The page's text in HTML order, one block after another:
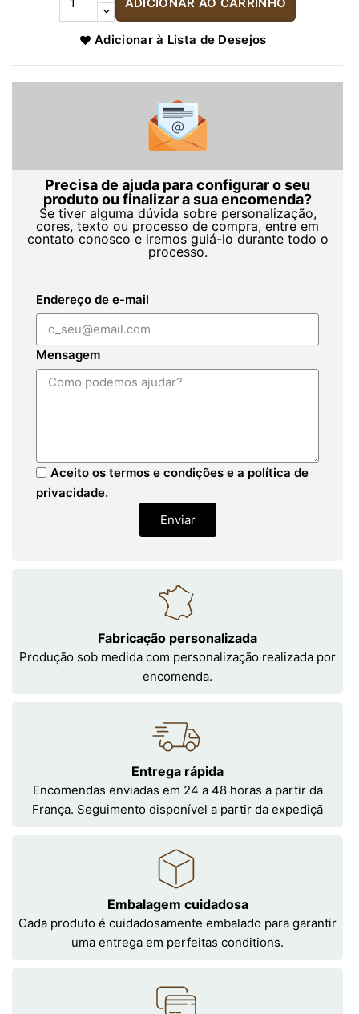
Adicionar à Lista de Desejos
Precisa de ajuda para configurar o seu
produto ou finalizar a sua encomenda?
Se tiver alguma dúvida sobre personalização,
cores, texto ou processo de compra, entre em
contato conosco e iremos guiá-lo durante todo o
processo.
Endereço de e-mail
Mensagem
Aceito os termos e condições e a política de
privacidade.
Enviar
Fabricação personalizada
Produção sob medida com personalização realizada por
encomenda.
Entrega rápida
Encomendas enviadas em 24 a 48 horas a partir da
França. Seguimento disponível a partir da expediçã
Embalagem cuidadosa
Cada produto é cuidadosamente embalado para garantir
uma entrega em perfeitas conditions.